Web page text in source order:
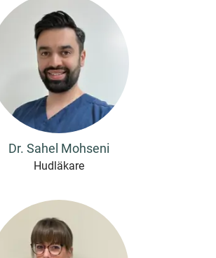
Dr. Sahel Mohseni
Hudläkare